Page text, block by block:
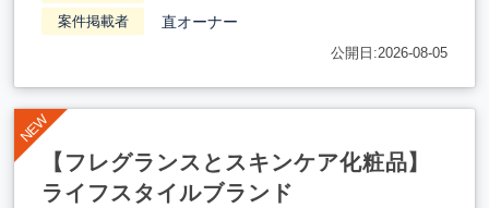
案件掲載者 直オーナー
公開日:2026-08-05
【フレグランスとスキンケア化粧品】
ライフスタイルブランド